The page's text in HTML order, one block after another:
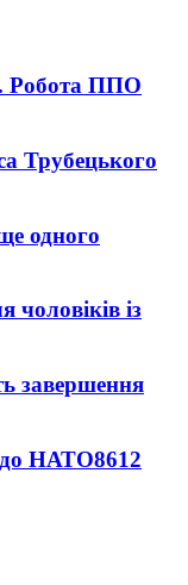
Робота ППО
Трубецького
одного
чоловіків із
завершення
до НАТО8612